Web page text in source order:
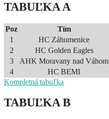
TABUĽKA A
Poz Tím
1
HC Záhumenice
2
HC Golden Eagles
3
AHK Moravany nad Váhom
4
HC BEMI
Kompletná tabuľka
TABUĽKA B